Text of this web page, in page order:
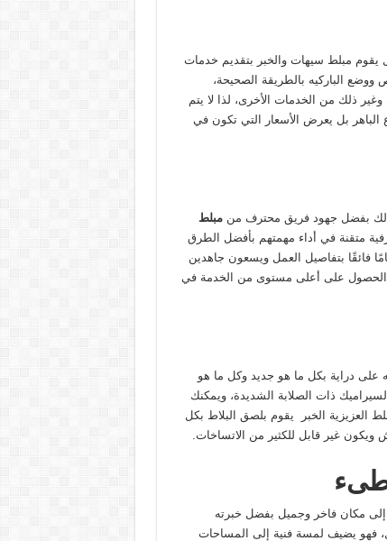
يقوم مبلط سيهات والخبر بتقديم خدمات
ووضع الباركيه بالطريقة الصحيحة،
ذلك من الخدمات الأخرى، لذا لا يتم
الباهر بل يعرض الأسعار التي تكون في
بفضل جهود فريق محترف منمبلط
متقنة في أداء مهمتهم بأفضل الطرق
فائقًا بتفاصيل العمل ويسعون جاهدين
الحصول على أعلى مستوى من الخدمة في
على دراية بكل ما هو جديد وكل ما هو
ذات الصلابة الشديدة، ويمكنك
العزيزية الخبر يقوم بلصق البلاط بكل
ويكون غير قابل للكثير من الاتساخات.
مكان فاخر وجميل بفضل خبرته
فهو يضيف لمسة فنية إلى المساحات